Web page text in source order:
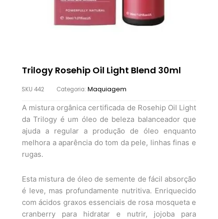
Trilogy Rosehip Oil Light Blend 30ml
SKU 442 Categoria: Maquiagem
A mistura orgânica certificada de Rosehip Oil Light
da Trilogy é um óleo de beleza balanceador que
ajuda a regular a produção de óleo enquanto
melhora a aparência do tom da pele, linhas finas e
rugas.
Esta mistura de óleo de semente de fácil absorção
é leve, mas profundamente nutritiva. Enriquecido
com ácidos graxos essenciais de rosa mosqueta e
cranberry para hidratar e nutrir, jojoba para